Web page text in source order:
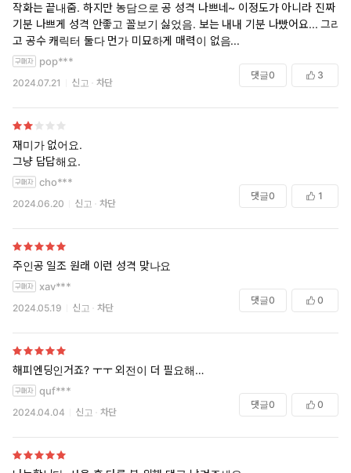
작화는 끝내줌. 하지만 농담으로 공 성격 나쁘네~ 이정도가 아니라 진짜
기분 나쁘게 성격 안좋고 꼴보기 싫었음. 보는 내내 기분 나빴어요... 그리
고 공수 캐릭터 둘다 먼가 미묘하게 매력이 없음...
pop***
2024.07.21 신고 차단
댓글0 3
재미가 없어요.
그냥 답답해요.
cho***
2024.06.20 신고 차단
댓글0 1
주인공 일조 원래 이런 성격 맞나요
xav***
2024.05.19 신고 차단
댓글0 0
해피엔딩인거죠? ㅜㅜ 외전이 더 필요해…
quf***
2024.04.04 신고 차단
댓글0 0